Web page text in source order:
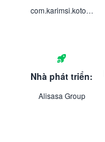
com.karimsi.kotolvpnsas
Nhà phát triển:
Alisasa Group